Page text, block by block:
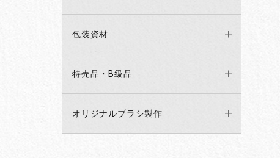
包装資材
特売品・B級品
オリジナルブラシ製作